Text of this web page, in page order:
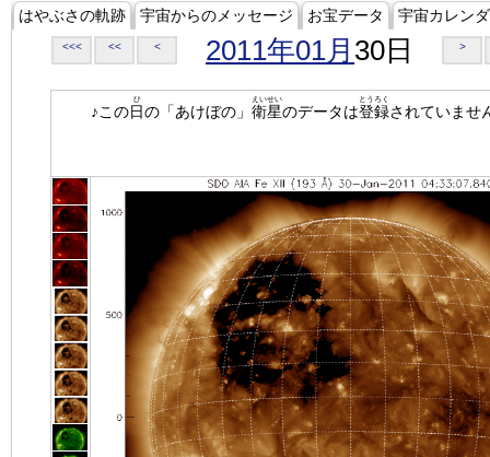
はやぶさの軌跡 宇宙からのメッセージ お宝データ 宇宙カレン
<<< << < 2011年01月 30日 >
♪この日
ひ
の「あけぼの」 衛星
えいせい
のデータは登録
とうろく
されていませ